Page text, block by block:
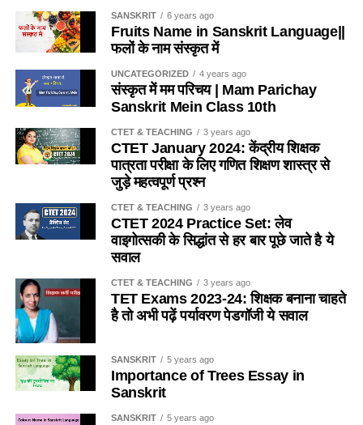
Ans-b
Q.4 निम्नलिखित में से कौन-सा कीट मधुमक्खीयाँ की भाँती कॉलोनी (बस्ती)
में एक साथ नहीं रहता है ? / Which of the following insects
does not live together in a colony (colony) like bees?
(a) तेतैया दर्श
(b) चिंटी
(c) दीमक
(d) मकड़ी
Q.5 कुत्ता मछली का आवास है
(a) नदी
(b) तालाव
(c) झील
(a) धारा-26
(b) धारा-27
(c) धारा-28
Ans- d
2. यदि किसी विद्यालय में 151 विद्यार्थी है, तो प्रधानाध्यापक सहित
अध्यापकों की संख्या कितनी होगी ?/If there are 151 students in
a school, then what will be the number of teachers
including the headmaster?
(a) 4
(b) 5
(c) 6
(d) 7
SANSKRIT 6 years ago
Fruits Name in Sanskrit Language||
फलों के नाम संस्कृत में
UNCATEGORIZED 4 years ago
संस्कृत में मम परिचय | Mam Parichay
Sanskrit Mein Class 10th
CTET & TEACHING 3 years ago
CTET January 2024: केंद्रीय शिक्षक
पात्रता परीक्षा के लिए गणित शिक्षण शास्त्र से
जुड़े महत्वपूर्ण प्रश्न
CTET & TEACHING 3 years ago
CTET 2024 Practice Set: लेव
वाइगोत्सकी के सिद्धांत से हर बार पूछे जाते है ये
सवाल
CTET & TEACHING 3 years ago
TET Exams 2023-24: शिक्षक बनाना चाहते
है तो अभी पढ़ें पर्यावरण पेडगॉजी ये सवाल
SANSKRIT 5 years ago
Importance of Trees Essay in
Sanskrit
SANSKRIT 5 years ago